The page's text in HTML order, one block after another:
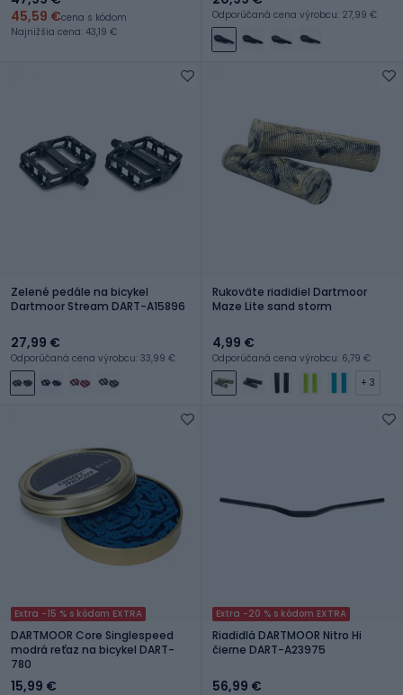
45,59 €cena s kódom
Najnižšia cena: 43,19 €
Odporúčaná cena výrobcu: 27,99 €
Zelené pedále na bicykel
Dartmoor Stream DART-A15896
27,99 €
Odporúčaná cena výrobcu: 33,99 €
Rukoväte riadidiel Dartmoor
Maze Lite sand storm
4,99 €
Odporúčaná cena výrobcu: 6,79 €
+ 3
Extra -15 % s kódom EXTRA
DARTMOOR Core Singlespeed
modrá reťaz na bicykel DART-
780
15,99 €
Extra -20 % s kódom EXTRA
Riadidlá DARTMOOR Nitro Hi
čierne DART-A23975
56,99 €